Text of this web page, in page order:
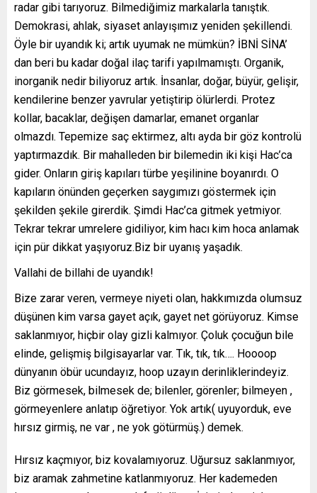
radar gibi tarıyoruz. Bilmediğimiz markalarla tanıştık.
Demokrasi, ahlak, siyaset anlayışımız yeniden şekillendi.
Öyle bir uyandık ki; artık uyumak ne mümkün? İBNİ SİNA’
dan beri bu kadar doğal ilaç tarifi yapılmamıştı. Organik,
inorganik nedir biliyoruz artık. İnsanlar, doğar, büyür, gelişir,
kendilerine benzer yavrular yetiştirip ölürlerdi. Protez
kollar, bacaklar, değişen damarlar, emanet organlar
olmazdı. Tepemize saç ektirmez, altı ayda bir göz kontrolü
yaptırmazdık. Bir mahalleden bir bilemedin iki kişi Hac’ca
gider. Onların giriş kapıları türbe yeşilinine boyanırdı. O
kapıların önünden geçerken saygımızı göstermek için
şekilden şekile girerdik. Şimdi Hac’ca gitmek yetmiyor.
Tekrar tekrar umrelere gidiliyor, kim hacı kim hoca anlamak
için pür dikkat yaşıyoruz.Biz bir uyanış yaşadık.
Vallahi de billahi de uyandık!
Bize zarar veren, vermeye niyeti olan, hakkımızda olumsuz
düşünen kim varsa gayet açık, gayet net görüyoruz. Kimse
saklanmıyor, hiçbir olay gizli kalmıyor. Çoluk çocuğun bile
elinde, gelişmiş bilgisayarlar var. Tık, tık, tık…. Hoooop
dünyanın öbür ucundayız, hoop uzayın derinliklerindeyiz.
Biz görmesek, bilmesek de; bilenler, görenler; bilmeyen ,
görmeyenlere anlatıp öğretiyor. Yok artık( uyuyorduk, eve
hırsız girmiş, ne var , ne yok götürmüş.) demek.
Hırsız kaçmıyor, biz kovalamıyoruz. Uğursuz saklanmıyor,
biz aramak zahmetine katlanmıyoruz. Her kademeden